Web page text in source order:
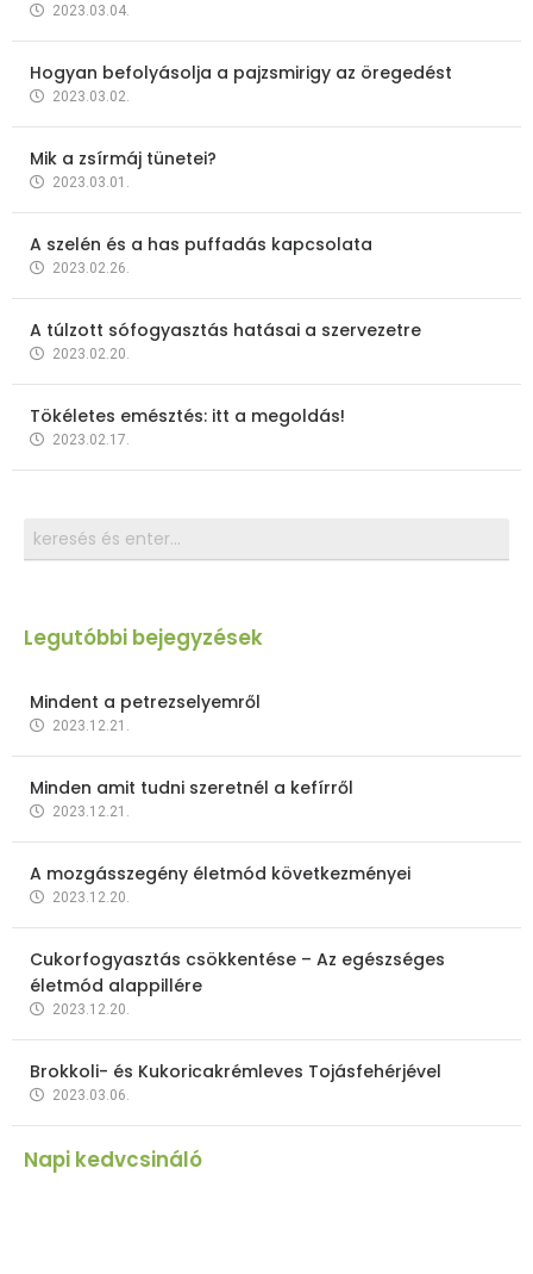
2023.03.04.
Hogyan befolyásolja a pajzsmirigy az öregedést
2023.03.02.
Mik a zsírmáj tünetei?
2023.03.01.
A szelén és a has puffadás kapcsolata
2023.02.26.
A túlzott sófogyasztás hatásai a szervezetre
2023.02.20.
Tökéletes emésztés: itt a megoldás!
2023.02.17.
Legutóbbi bejegyzések
Mindent a petrezselyemről
2023.12.21.
Minden amit tudni szeretnél a kefírről
2023.12.21.
A mozgásszegény életmód következményei
2023.12.20.
Cukorfogyasztás csökkentése – Az egészséges
életmód alappillére
2023.12.20.
Brokkoli- és Kukoricakrémleves Tojásfehérjével
2023.03.06.
Napi kedvcsináló